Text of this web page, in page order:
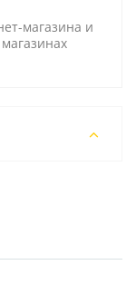
магазина и